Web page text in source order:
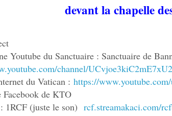
devant la chapelle
Youtube du Sanctuaire : Sanctuaire de
channel/
du Vatican : https://
Facebook de KTO
1RCF (juste le son) rcf.streamakaci.com/